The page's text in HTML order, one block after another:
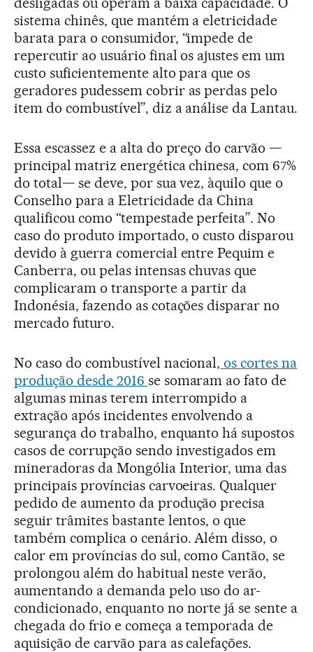
sistema chinês, que mantém a eletricidade
barata para o consumidor, “impede de
repercutir ao usuário final os ajustes em um
custo suficientemente alto para que os
geradores pudessem cobrir as perdas pelo
item do combustível”, diz a análise da Lantau.
Essa escassez e a alta do preço do carvão —
principal matriz energética chinesa, com 67%
do total— se deve, por sua vez, àquilo que o
Conselho para a Eletricidade da China
qualificou como “tempestade perfeita”. No
caso do produto importado, o custo disparou
devido à guerra comercial entre Pequim e
Canberra, ou pelas intensas chuvas que
complicaram o transporte a partir da
Indonésia, fazendo as cotações disparar no
mercado futuro.
No caso do combustível nacional, os cortes na
produção desde 2016 se somaram ao fato de
algumas minas terem interrompido a
extração após incidentes envolvendo a
segurança do trabalho, enquanto há supostos
casos de corrupção sendo investigados em
mineradoras da Mongólia Interior, uma das
principais províncias carvoeiras. Qualquer
pedido de aumento da produção precisa
seguir trâmites bastante lentos, o que
também complica o cenário. Além disso, o
calor em províncias do sul, como Cantão, se
prolongou além do habitual neste verão,
aumentando a demanda pelo uso do ar-
condicionado, enquanto no norte já se sente a
chegada do frio e começa a temporada de
aquisição de carvão para as calefações.